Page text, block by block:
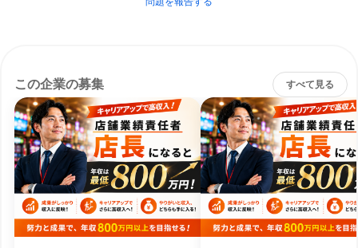
この企業の募集 すべて見る